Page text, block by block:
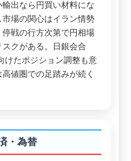
出なら円買い材料にな
市場の関心はイラン情勢
戦の行方次第で円相場
クがある。日銀会合
けたポジション調整も意
値圏での足踏みが続く
・為替